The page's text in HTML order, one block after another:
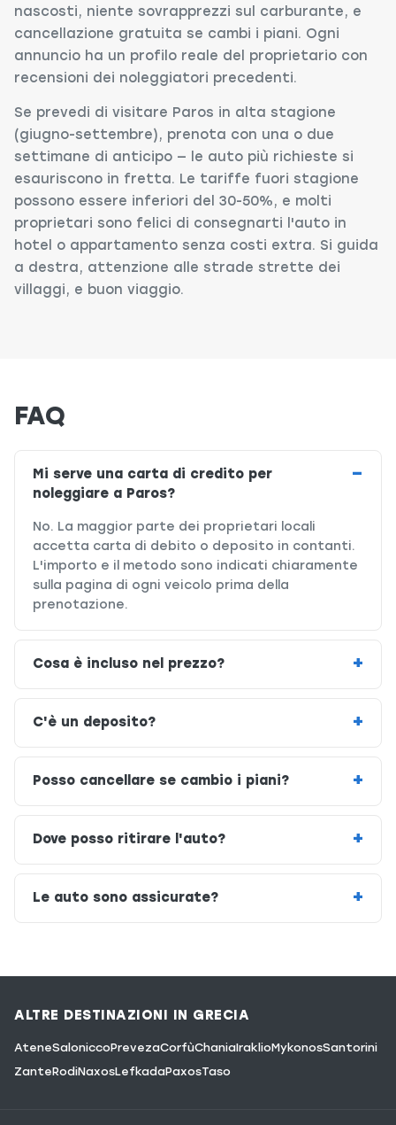
nascosti, niente sovrapprezzi sul carburante, e
cancellazione gratuita se cambi i piani. Ogni
annuncio ha un profilo reale del proprietario con
recensioni dei noleggiatori precedenti.
Se prevedi di visitare Paros in alta stagione
(giugno-settembre), prenota con una o due
settimane di anticipo — le auto più richieste si
esauriscono in fretta. Le tariffe fuori stagione
possono essere inferiori del 30-50%, e molti
proprietari sono felici di consegnarti l'auto in
hotel o appartamento senza costi extra. Si guida
a destra, attenzione alle strade strette dei
villaggi, e buon viaggio.
FAQ
Mi serve una carta di credito per
noleggiare a Paros?
No. La maggior parte dei proprietari locali
accetta carta di debito o deposito in contanti.
L'importo e il metodo sono indicati chiaramente
sulla pagina di ogni veicolo prima della
prenotazione.
Cosa è incluso nel prezzo?
C'è un deposito?
Posso cancellare se cambio i piani?
Dove posso ritirare l'auto?
Le auto sono assicurate?
ALTRE DESTINAZIONI IN GRECIA
AteneSalonicco PrevezaCorfùChania Iraklio MykonosSantorini
Zante RodiNaxosLefkadaPaxosTaso